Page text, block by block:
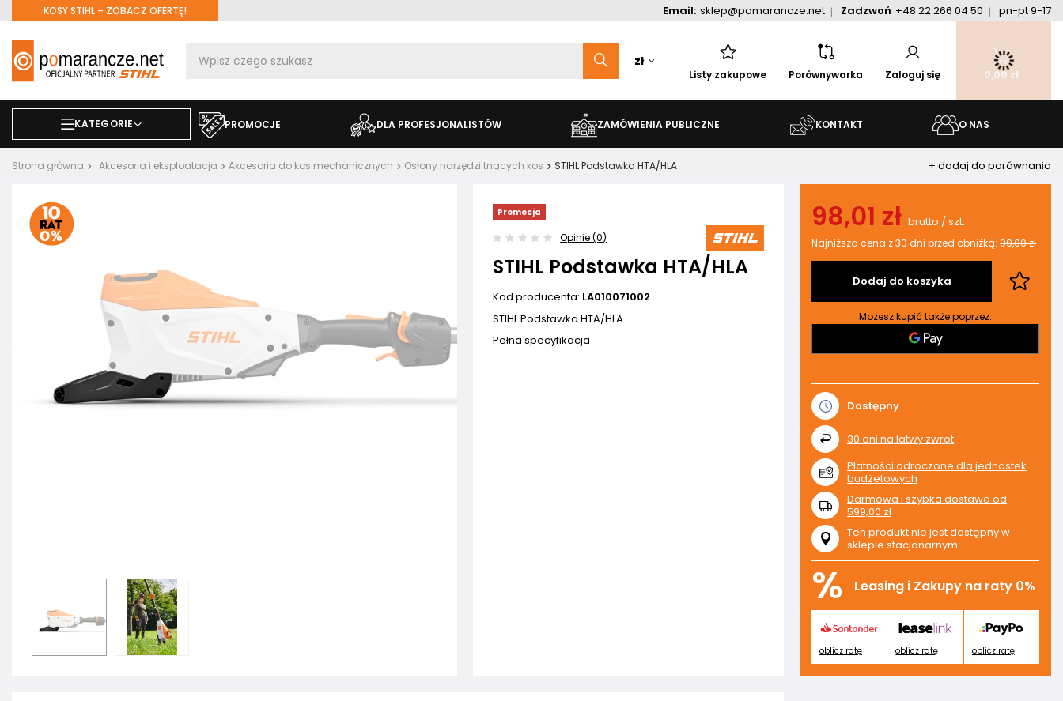
KOSY STIHL – ZOBACZ OFERTĘ! Email: sklep@pomarancze.net Zadzwoń +48 22 266 04 50 pn-pt 9-17
zł
Listy zakupowe Porównywarka Zaloguj się 0,00 zł
KATEGORIE PROMOCJE DLA PROFESJONALISTÓW ZAMÓWIENIA PUBLICZNE KONTAKT O NAS
Strona główna Akcesoria i eksploatacja Akcesoria do kos mechanicznych Osłony narzędzi tnących kos STIHL Podstawka HTA/HLA + dodaj do porównania
Promocja
Opinie (0)
STIHL Podstawka HTA/HLA
Kod producenta: LA010071002
STIHL Podstawka HTA/HLA
Pełna specyfikacja
98,01 zł brutto /szt.
Najniższa cena z 30 dni przed obniżką:99,00 zł
Dodaj do koszyka
Możesz kupić także poprzez:
Dostępny
30 dni na łatwy zwrot
Płatności odroczone dla jednostek
budżetowych
Darmowa i szybka dostawa od
599,00 zł
Ten produkt nie jest dostępny w
sklepie stacjonarnym
% Leasing i Zakupy na raty 0%
oblicz ratę oblicz ratę oblicz ratę